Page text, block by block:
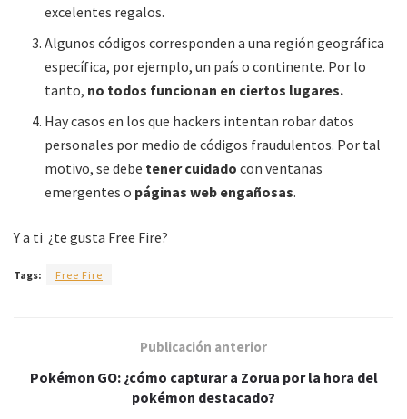
excelentes regalos.
Algunos códigos corresponden a una región geográfica
específica, por ejemplo, un país o continente. Por lo
tanto, no todos funcionan en ciertos lugares.
Hay casos en los que hackers intentan robar datos
personales por medio de códigos fraudulentos. Por tal
motivo, se debe tener cuidado con ventanas
emergentes o páginas web engañosas.
Y a ti ¿te gusta Free Fire?
Tags: Free Fire
Publicación anterior
Pokémon GO: ¿cómo capturar a Zorua por la hora del
pokémon destacado?